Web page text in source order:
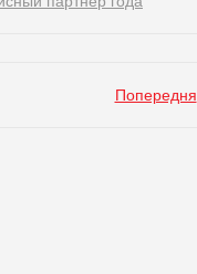
Попередня